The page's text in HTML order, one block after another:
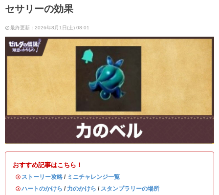
セサリーの効果
最終更新：2026年8月1日(土) 08:01
おすすめ記事はこちら！
・ ストーリー攻略 / ミニチャレンジ一覧
・ハートのかけら / 力のかけら / スタンプラリーの場所